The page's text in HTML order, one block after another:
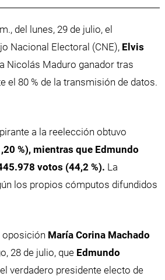
del lunes, 29 de julio, el
Nacional Electoral (CNE), Elvis
Nicolás Maduro ganador tras
el 80 % de la transmisión de datos.
a la reelección obtuvo
%), mientras que Edmundo
votos (44,2 %). La
los propios cómputos difundidos
oposición María Corina Machado
28 de julio, que Edmundo
verdadero presidente electo de